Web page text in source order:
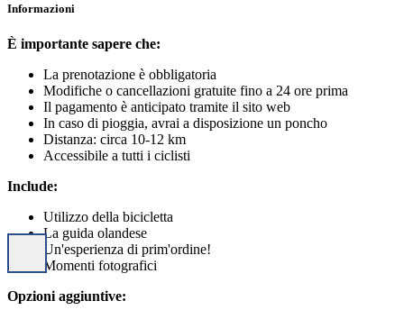
Informazioni
È importante sapere che:
La prenotazione è obbligatoria
Modifiche o cancellazioni gratuite fino a 24 ore prima
Il pagamento è anticipato tramite il sito web
In caso di pioggia, avrai a disposizione un poncho
Distanza: circa 10-12 km
Accessibile a tutti i ciclisti
Include:
Utilizzo della bicicletta
La guida olandese
Un'esperienza di prim'ordine!
Momenti fotografici
Opzioni aggiuntive: